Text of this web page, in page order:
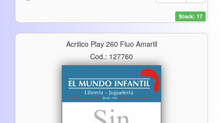
Stock: 17
Acrilico Play 260 Fluo Amarill
Cod.: 127760